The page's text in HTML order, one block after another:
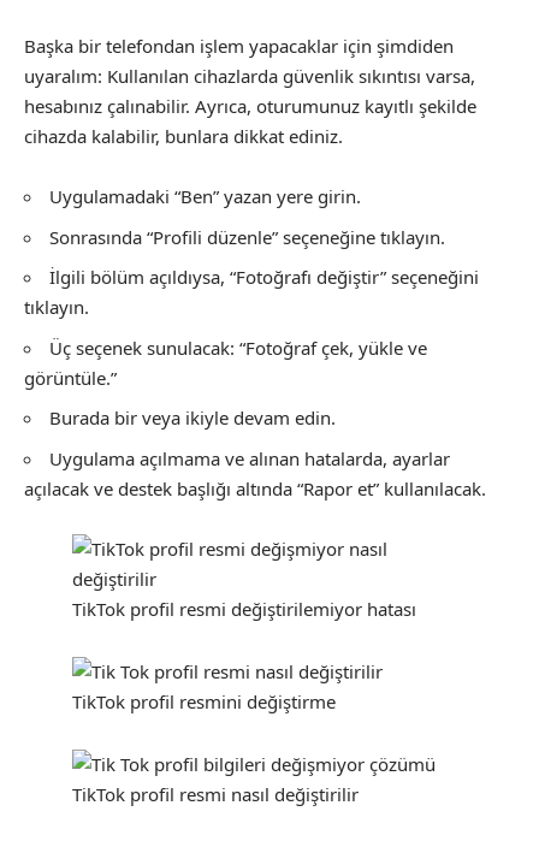
Başka bir telefondan işlem yapacaklar için şimdiden
uyaralım: Kullanılan cihazlarda güvenlik sıkıntısı varsa,
hesabınız çalınabilir. Ayrıca, oturumunuz kayıtlı şekilde
cihazda kalabilir, bunlara dikkat ediniz.
Uygulamadaki “Ben” yazan yere girin.
Sonrasında “Profili düzenle” seçeneğine tıklayın.
İlgili bölüm açıldıysa, “Fotoğrafı değiştir” seçeneğini
tıklayın.
Üç seçenek sunulacak: “Fotoğraf çek, yükle ve
görüntüle.”
Burada bir veya ikiyle devam edin.
Uygulama açılmama ve alınan hatalarda, ayarlar
açılacak ve destek başlığı altında “Rapor et” kullanılacak.
TikTok profil resmi değiştirilemiyor hatası
TikTok profil resmini değiştirme
TikTok profil resmi nasıl değiştirilir